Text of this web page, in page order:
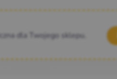
dla Twojego sklepu.